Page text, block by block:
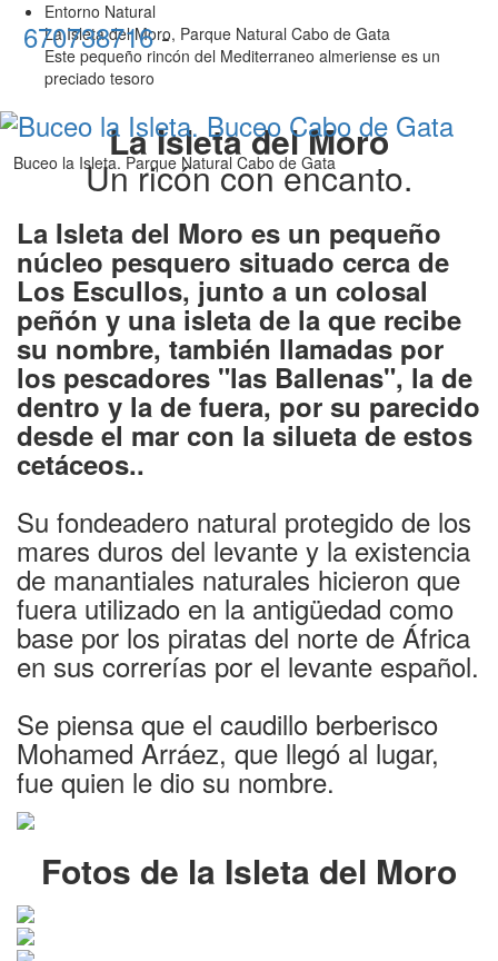
670738716-
Buceo la Isleta. Parque Natural Cabo de Gata
Entorno Natural
La Isleta del Moro, Parque Natural Cabo de Gata
Este pequeño rincón del Mediterraneo almeriense es un
preciado tesoro
La Isleta del Moro
Un ricón con encanto.
La Isleta del Moro es un pequeño
núcleo pesquero situado cerca de
Los Escullos, junto a un colosal
peñón y una isleta de la que recibe
su nombre, también llamadas por
los pescadores "las Ballenas", la de
dentro y la de fuera, por su parecido
desde el mar con la silueta de estos
cetáceos..
Su fondeadero natural protegido de los
mares duros del levante y la existencia
de manantiales naturales hicieron que
fuera utilizado en la antigüedad como
base por los piratas del norte de África
en sus correrías por el levante español.
Se piensa que el caudillo berberisco
Mohamed Arráez, que llegó al lugar,
fue quien le dio su nombre.
Fotos de la Isleta del Moro